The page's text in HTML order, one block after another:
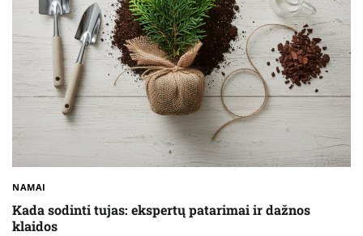
NAMAI
Kada sodinti tujas: ekspertų patarimai ir dažnos
klaidos